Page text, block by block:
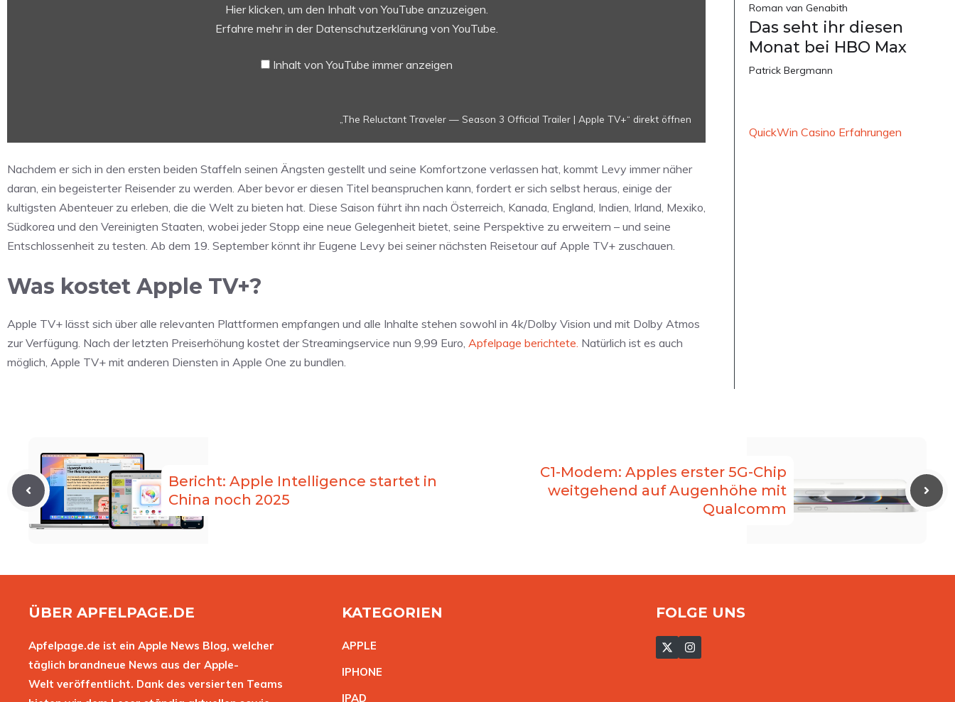
YouTube
Hier klicken, um den Inhalt von YouTube anzuzeigen.
Erfahre mehr in der Datenschutzerklärung von YouTube
Inhalt von YouTube immer anzeigen
„The Reluctant Traveler — Season 3 Official Trailer | Apple TV+“ direkt öffnen
Nachdem er sich in den ersten beiden Staffeln seinen Ängsten gestellt und seine Komfortzone verlassen hat, kommt Levy immer näher
daran, ein begeisterter Reisender zu werden. Aber bevor er diesen Titel beanspruchen kann, fordert er sich selbst heraus, einige der
kultigsten Abenteuer zu erleben, die die Welt zu bieten hat. Diese Saison führt ihn nach Österreich, Kanada, England, Indien, Irland, Mexiko,
Südkorea und den Vereinigten Staaten, wobei jeder Stopp eine neue Gelegenheit bietet, seine Perspektive zu erweitern – und seine
Entschlossenheit zu testen. Ab dem 19. September könnt ihr Eugene Levy bei seiner nächsten Reisetour auf Apple TV+ zuschauen.
Was kostet Apple TV+?
Apple TV+ lässt sich über alle relevanten Plattformen empfangen und alle Inhalte stehen sowohl in 4k/Dolby Vision und mit Dolby Atmos
zur Verfügung. Nach der letzten Preiserhöhung kostet der Streamingservice nun 9,99 Euro, Apfelpage berichtete. Natürlich ist es auch
möglich, Apple TV+ mit anderen Diensten in Apple One zu bundlen.
Roman van Genabith
Das seht ihr diesen
Monat bei HBO Max
Patrick Bergmann
QuickWin Casino Erfahrungen
Bericht: Apple Intelligence startet in
China noch 2025
C1-Modem: Apples erster 5G-Chip
weitgehend auf Augenhöhe mit
Qualcomm
ÜBER APFELPAGE.DE
Apfelpage.de ist ein Apple News Blog, welcher
täglich brandneue News aus der Apple-
Welt veröffentlicht. Dank des versierten Teams
KATEGORIEN
APPLE
IPHONE
IPAD
FOLGE UNS